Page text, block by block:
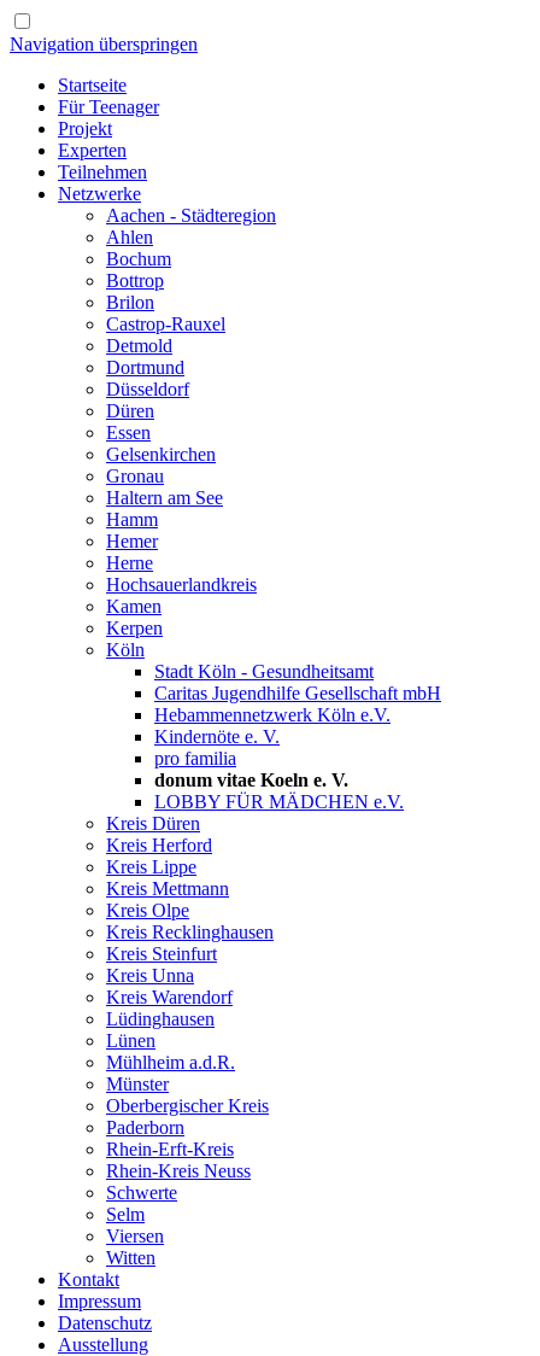
Navigation überspringen
Startseite
Für Teenager
Projekt
Experten
Teilnehmen
Netzwerke
Aachen - Städteregion
Ahlen
Bochum
Bottrop
Brilon
Castrop-Rauxel
Detmold
Dortmund
Düsseldorf
Düren
Essen
Gelsenkirchen
Gronau
Haltern am See
Hamm
Hemer
Herne
Hochsauerlandkreis
Kamen
Kerpen
Köln
Stadt Köln - Gesundheitsamt
Caritas Jugendhilfe Gesellschaft mbH
Hebammennetzwerk Köln e.V.
Kindernöte e. V.
pro familia
donum vitae Koeln e. V.
LOBBY FÜR MÄDCHEN e.V.
Kreis Düren
Kreis Herford
Kreis Lippe
Kreis Mettmann
Kreis Olpe
Kreis Recklinghausen
Kreis Steinfurt
Kreis Unna
Kreis Warendorf
Lüdinghausen
Lünen
Mühlheim a.d.R.
Münster
Oberbergischer Kreis
Paderborn
Rhein-Erft-Kreis
Rhein-Kreis Neuss
Schwerte
Selm
Viersen
Witten
Kontakt
Impressum
Datenschutz
Ausstellung